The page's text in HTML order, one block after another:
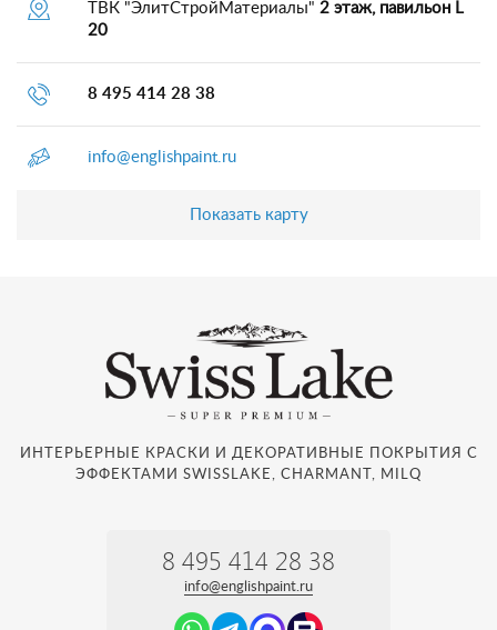
ТВК "ЭлитСтройМатериалы" 2 этаж, павильон L
20
8 495 414 28 38
info@englishpaint.ru
Показать карту
ИНТЕРЬЕРНЫЕ КРАСКИ И ДЕКОРАТИВНЫЕ ПОКРЫТИЯ С
ЭФФЕКТАМИ SWISSLAKE, CHARMANT, MILQ
8 495 414 28 38
info@englishpaint.ru